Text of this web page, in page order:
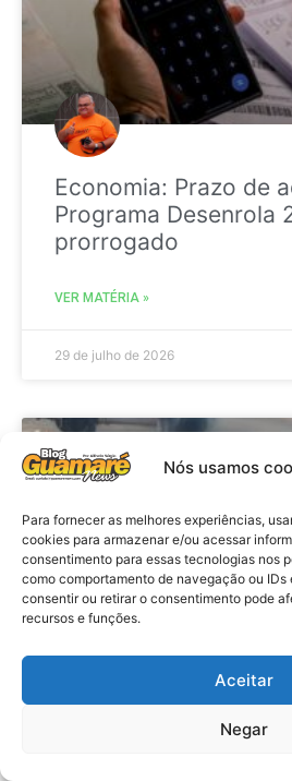
Nós usamos
Para fornecer as melhores experiências,
cookies para armazenar e/ou acessar
consentimento para essas tecnologias nos
como comportamento de navegação ou
consentir ou retirar o consentimento pode
recursos e funções.
Aceitar
Negar
Economia: Prazo de
Programa Desenrola
prorrogado
VER MATÉRIA »
29 de julho de 2026
Acidente: A caminho
professora se envolve